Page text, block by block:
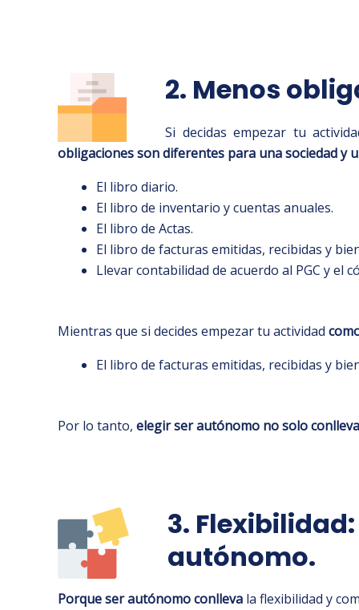
2. Menos
Si decidas empezar tu
obligaciones son diferentes para una sociedad y
El libro diario.
El libro de inventario y cuentas anuales.
El libro de Actas.
El libro de facturas emitidas, recibidas y
Llevar contabilidad de acuerdo al PGC y el
Mientras que si decides empezar tu actividad
El libro de facturas emitidas, recibidas y
Por lo tanto, elegir ser autónomo no solo
3.
autónomo.
Porque ser autónomo conlleva la flexibilidad y